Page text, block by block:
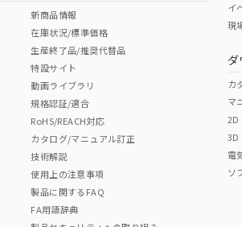
Cr(VI)
商品であっても、流通在庫等で未対応品が
門もしくは販売店へお問い合わせください。
新商品情報
在庫状況/標準価格
生産終了品/推奨代替品
特設サイト
動画ライブラリ
規格認証/適合
RoHS/REACH対応
カタログ/マニュアル訂正
技術解説
使用上の注意事項
製品に関するFAQ
FA用語辞典
イ
現
カ
マ
2D
3D
電
ソ